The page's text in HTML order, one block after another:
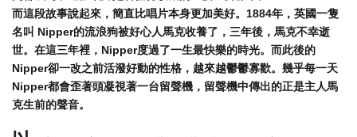
而這段故事說起來，簡直比唱片本身更加美好。1884年，英國一隻
名叫 Nipper的流浪狗被好心人馬克收養了，三年後，馬克不幸逝
世。在這三年裡，Nipper度過了一生最快樂的時光。而此後的
Nipper卻一改之前活潑好動的性格，越來越鬱鬱寡歡。幾乎每一天
Nipper都會歪著頭凝視著一台留聲機，留聲機中傳出的正是主人馬
克生前的聲音。